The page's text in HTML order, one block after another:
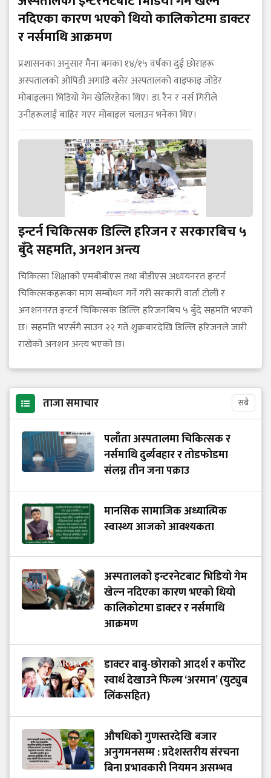
नदिएका कारण भएको थियो कालिकोटमा डाक्टर
र नर्समाथि आक्रमण
प्रशासनका अनुसार मैना बमका १४/१५ वर्षका दुई छोराहरू
अस्पतालको ओपिडी अगाडि बसेर अस्पतालको वाइफाइ जोडेर
मोबाइलमा भिडियो गेम खेलिरहेका थिए। डा. रैन र नर्स गिरीले
उनीहरूलाई बाहिर गएर मोबाइल चलाउन भनेका थिए।
इन्टर्न चिकित्सक डिल्लि हरिजन र सरकारबिच ५
बुँदे सहमति, अनशन अन्त्य
चिकित्सा शिक्षाको एमबीबीएस तथा बीडीएस अध्ययनरत इन्टर्न
चिकित्सकहरूका माग सम्बोधन गर्ने गरी सरकारी वार्ता टोली र
अनशननरत इन्टर्न चिकित्सक डिल्लि हरिजनबिच ५ बुँदे सहमति भएको
छ। सहमति भएसँगै साउन २२ गते शुक्रबारदेखि डिल्लि हरिजनले जारी
राखेको अनशन अन्त्य भएको छ।
ताजा समाचार सबै
पलाँता अस्पतालमा चिकित्सक र
नर्समाथि दुर्व्यवहार र तोडफोडमा
संलग्न तीन जना पक्राउ
मानसिक सामाजिक अध्यात्मिक
स्वास्थ्य आजको आवश्यकता
अस्पतालको इन्टरनेटबाट भिडियो गेम
खेल्न नदिएका कारण भएको थियो
कालिकोटमा डाक्टर र नर्समाथि
आक्रमण
डाक्टर बाबु-छोराको आदर्श र कर्पोरेट
स्वार्थ देखाउने फिल्म ‘अरमान’ (युट्युब
लिंकसहित)
औषधिको गुणस्तरदेखि बजार
अनुगमनसम्म : प्रदेशस्तरीय संरचना
बिना प्रभावकारी नियमन असम्भव